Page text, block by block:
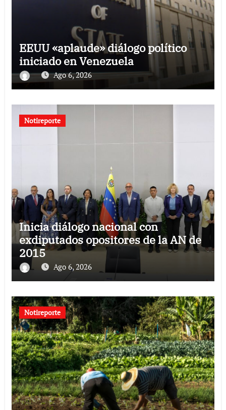
EEUU «aplaude» diálogo político
iniciado en Venezuela
Ago 6, 2026
Notireporte
Inicia diálogo nacional con
exdiputados opositores de la AN de
2015
Ago 6, 2026
Notireporte